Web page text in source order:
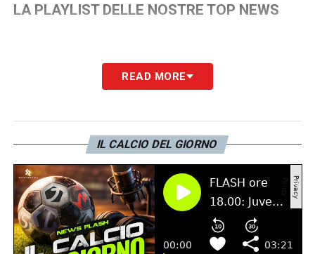
LA PLAYLIST DELLE NOSTRE TOP NEWS
READ MORE
IL CALCIO DEL GIORNO